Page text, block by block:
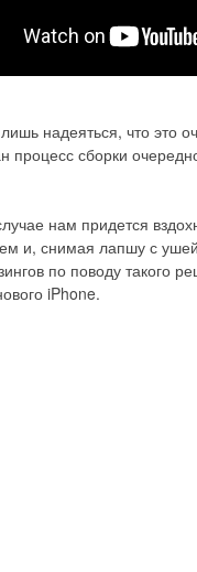
надеяться, что это
процесс сборки
нам придется
и, снимая лапшу с
по поводу такого
iPhone.